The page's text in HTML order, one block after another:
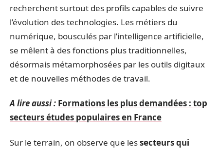
recherchent surtout des profils capables de suivre
l’évolution des technologies. Les métiers du
numérique, bousculés par l’intelligence artificielle,
se mêlent à des fonctions plus traditionnelles,
désormais métamorphosées par les outils digitaux
et de nouvelles méthodes de travail.
A lire aussi : Formations les plus demandées : top
secteurs études populaires en France
Sur le terrain, on observe que lessecteurs qui